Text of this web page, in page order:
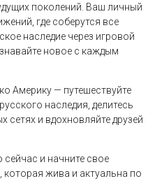
поколений. Ваш личный
где соберутся все
наследие через игровой
новое с каждым
Америку — путешествуйте
наследия, делитесь
и вдохновляйте друзей
сейчас и начните свое
которая жива и актуальна по